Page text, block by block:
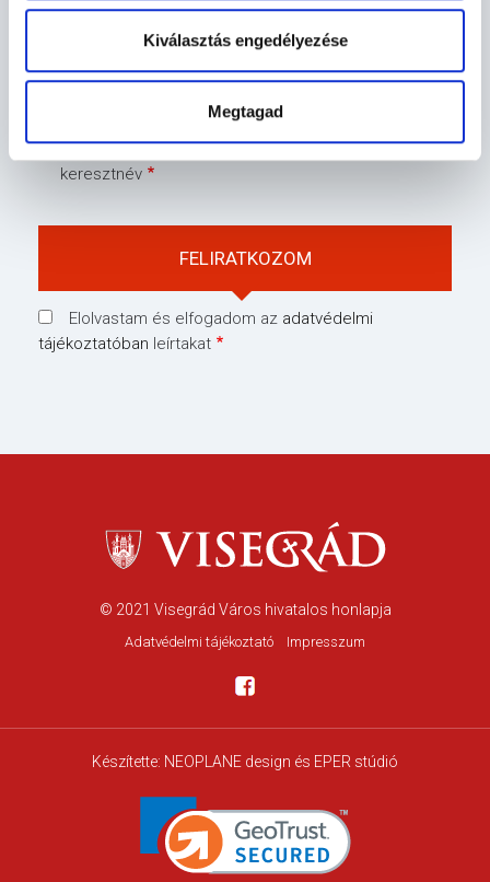
Kiválasztás engedélyezése
Megtagad
Feliratkozás
keresztnév
Elolvastam és elfogadom az adatvédelmi
tájékoztatóban leírtakat
© 2021 Visegrád Város hivatalos honlapja
Adatvédelmi tájékoztató Impresszum
Készítette: NEOPLANE design és EPER stúdió